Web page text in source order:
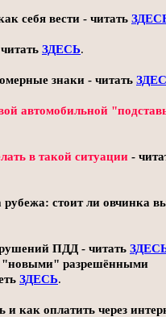
себя вести - читать
ЗДЕСЬ.
знаки - читать
автомобильной
в такой ситуации -
стоит ли овчинка
ПДД - читать
"новыми" разрешёнными
ЗДЕСЬ.
как оплатить через